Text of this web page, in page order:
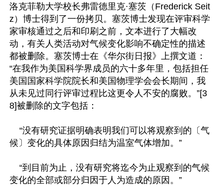
洛克菲勒大学校长弗雷德里克·塞茨（Frederick Seit
z）博士得到了一份拷贝。塞茨博士发现在评审科学
家审核通过之后和印刷之前，文本进行了大幅改
动，有关人类活动对气候变化影响不确定性的描述
都被删除。塞茨博士在《华尔街日报》上撰文道：
“在我作为美国科学界成员的六十多年里，包括担任
美国国家科学院院长和美国物理学会会长期间，我
从未见过同行评审过程比这更令人不安的腐败。”[3
8]被删除的文字包括：
候〕变化的具体原因归结为温室气体增加。”
变化的全部或部分归因于人为造成的原因。”